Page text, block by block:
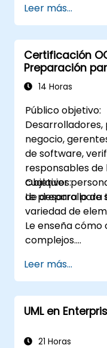
mediante UML. A
los participantes
modelar
como
funcionales. Las
incluyen el
aplicación
modelado
proporciona una
modelado
empresas,
etapas del
Leer más...
Certificación
Preparación
Intermedios
14 Horas
Público objetivo:
negocio,
de software,
responsables
cualquier
de desarrollo de
Objetivos:
Le prepara para
variedad de
Le enseña cómo
complejos.
calificado y
UML.
Leer más...
UML en
21 Horas